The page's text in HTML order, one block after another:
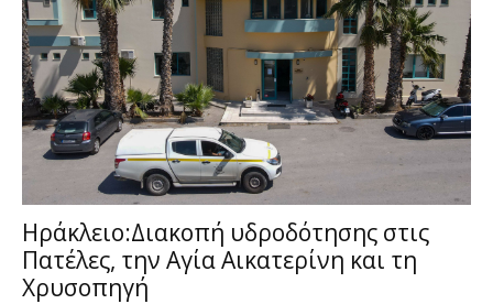
Ηράκλειο:Διακοπή υδροδότησης στις
Πατέλες, την Αγία Αικατερίνη και τη
Χρυσοπηγή